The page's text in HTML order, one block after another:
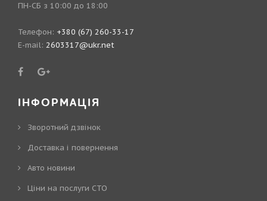
ПН-СБ з 10:00 до 18:00
Телефон: +380 (67) 260-33-17
E-mail: 2603317@ukr.net
ІНФОРМАЦІЯ
Зворотний дзвінок
Доставка і повернення
Авто новини
Ціни на послуги СТО